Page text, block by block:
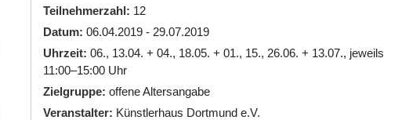
Teilnehmerzahl
12
Datum 06.04.2019 - 29.07.2019
Uhrzeit 06., 13.04. + 04., 18.05. + 01., 15., 26.06. + 13.07., jeweils
11:00–15:00 Uhr
Zielgruppe offene Altersangabe
Veranstalter
Künstlerhaus Dortmund e.V.